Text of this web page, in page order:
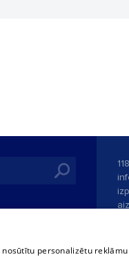
personalizētu